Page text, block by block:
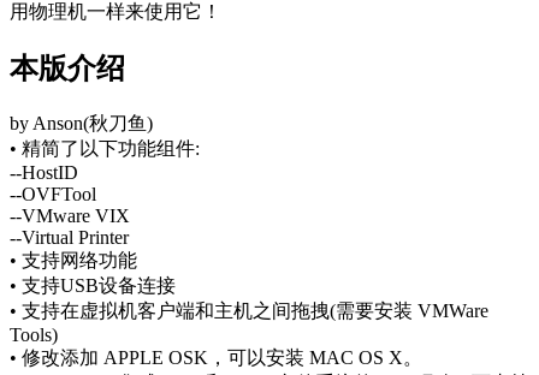
用物理机一样来使用它！
本版介绍
by Anson(秋刀鱼)
• 精简了以下功能组件:
--HostID
--OVFTool
--VMware VIX
--Virtual Printer
• 支持网络功能
• 支持USB设备连接
• 支持在虚拟机客户端和主机之间拖拽(需要安装 VMWare
Tools)
• 修改添加 APPLE OSK，可以安装 MAC OS X。